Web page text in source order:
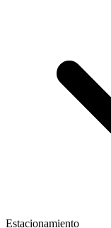
Estacionamiento